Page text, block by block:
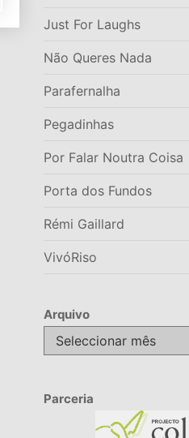
Just For Laughs
Não Queres Nada
Parafernalha
Pegadinhas
Por Falar Noutra Coisa
Porta dos Fundos
Rémi Gaillard
VivóRiso
Arquivo
Arquivo
Parceria